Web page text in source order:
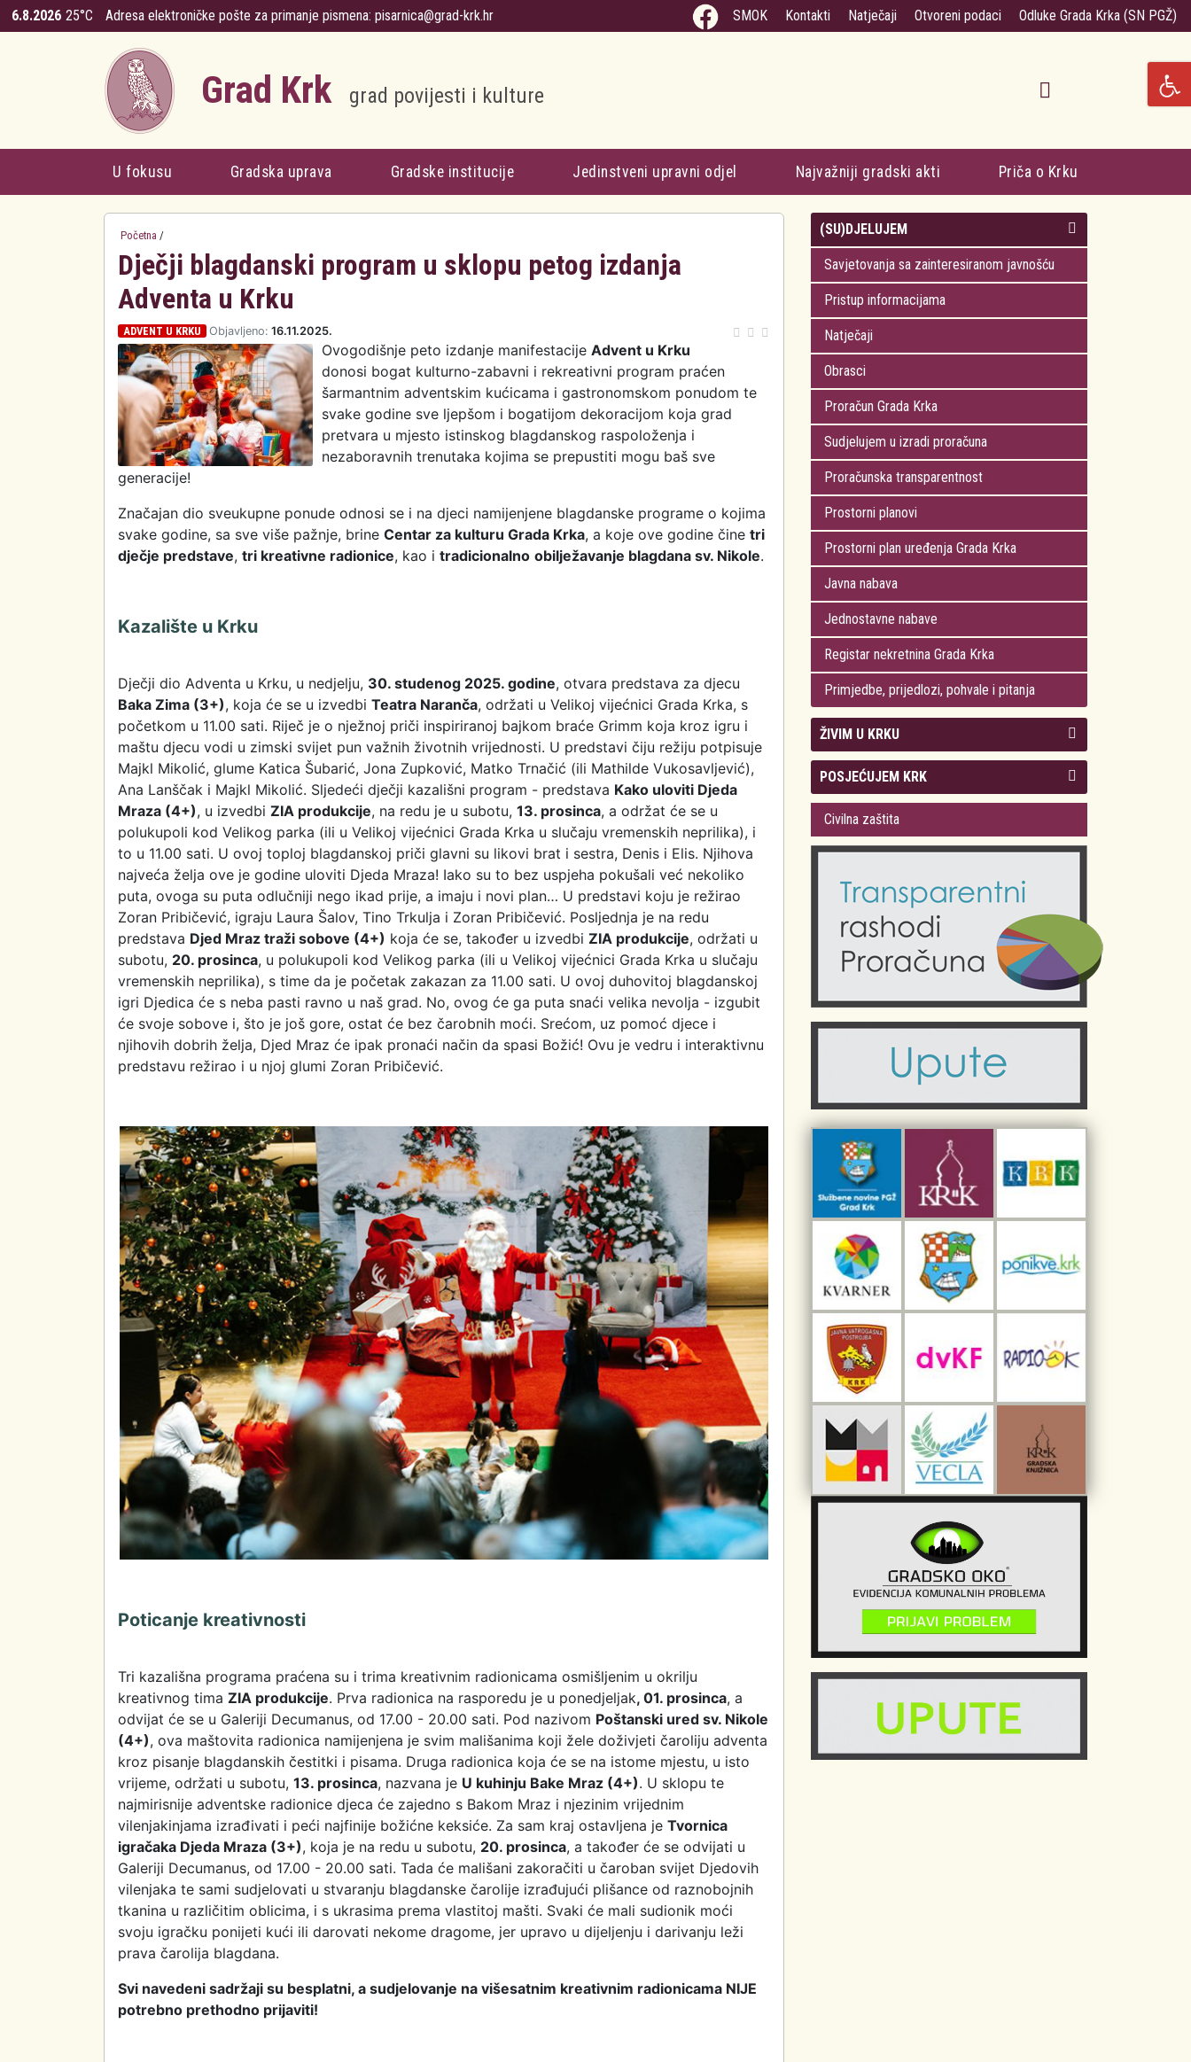
Skoči na glavni sadržaj
6.8.2026 25°C Adresa elektroničke pošte za primanje pismena: pisarnica@grad-krk.hr SMOK Kontakti Natječaji Otvoreni podaci Odluke Grada Krka (SN PGŽ)
Grad Krk grad povijesti i kulture
U fokusu Gradska uprava Gradske institucije Jedinstveni upravni odjel Najvažniji gradski akti Priča o Krku
Početna /
Dječji blagdanski program u sklopu petog izdanja
Adventa u Krku
ADVENT U KRKU Objavljeno: 16.11.2025.
Ovogodišnje peto izdanje manifestacije Advent u Krku
donosi bogat kulturno-zabavni i rekreativni program praćen
šarmantnim adventskim kućicama i gastronomskom ponudom te
svake godine sve ljepšom i bogatijom dekoracijom koja grad
pretvara u mjesto istinskog blagdanskog raspoloženja i
nezaboravnih trenutaka kojima se prepustiti mogu baš sve
generacije!
Značajan dio sveukupne ponude odnosi se i na djeci namijenjene blagdanske programe o kojima
svake godine, sa sve više pažnje, brine Centar za kulturu Grada Krka, a koje ove godine čine tri
dječje predstave, tri kreativne radionice, kao i tradicionalno obilježavanje blagdana sv. Nikole.
Kazalište u Krku
Dječji dio Adventa u Krku, u nedjelju, 30. studenog 2025. godine, otvara predstava za djecu
Baka Zima (3+), koja će se u izvedbi Teatra Naranča, održati u Velikoj vijećnici Grada Krka, s
početkom u 11.00 sati. Riječ je o nježnoj priči inspiriranoj bajkom braće Grimm koja kroz igru i
maštu djecu vodi u zimski svijet pun važnih životnih vrijednosti. U predstavi čiju režiju potpisuje
Majkl Mikolić, glume Katica Šubarić, Jona Zupković, Matko Trnačić (ili Mathilde Vukosavljević),
Ana Lanščak i Majkl Mikolić. Sljedeći dječji kazališni program - predstava Kako uloviti Djeda
Mraza (4+), u izvedbi ZIA produkcije, na redu je u subotu, 13. prosinca, a održat će se u
polukupoli kod Velikog parka (ili u Velikoj vijećnici Grada Krka u slučaju vremenskih neprilika), i
to u 11.00 sati. U ovoj toploj blagdanskoj priči glavni su likovi brat i sestra, Denis i Elis. Njihova
najveća želja ove je godine uloviti Djeda Mraza! Iako su to bez uspjeha pokušali već nekoliko
puta, ovoga su puta odlučniji nego ikad prije, a imaju i novi plan… U predstavi koju je režirao
Zoran Pribičević, igraju Laura Šalov, Tino Trkulja i Zoran Pribičević. Posljednja je na redu
predstava Djed Mraz traži sobove (4+) koja će se, također u izvedbi ZIA produkcije, održati u
subotu, 20. prosinca, u polukupoli kod Velikog parka (ili u Velikoj vijećnici Grada Krka u slučaju
vremenskih neprilika), s time da je početak zakazan za 11.00 sati. U ovoj duhovitoj blagdanskoj
igri Djedica će s neba pasti ravno u naš grad. No, ovog će ga puta snaći velika nevolja - izgubit
će svoje sobove i, što je još gore, ostat će bez čarobnih moći. Srećom, uz pomoć djece i
njihovih dobrih želja, Djed Mraz će ipak pronaći način da spasi Božić! Ovu je vedru i interaktivnu
predstavu režirao i u njoj glumi Zoran Pribičević.
Poticanje kreativnosti
Tri kazališna programa praćena su i trima kreativnim radionicama osmišljenim u okrilju
kreativnog tima ZIA produkcije. Prva radionica na rasporedu je u ponedjeljak, 01. prosinca, a
odvijat će se u Galeriji Decumanus, od 17.00 - 20.00 sati. Pod nazivom Poštanski ured sv. Nikole
(4+), ova maštovita radionica namijenjena je svim mališanima koji žele doživjeti čaroliju adventa
kroz pisanje blagdanskih čestitki i pisama. Druga radionica koja će se na istome mjestu, u isto
vrijeme, održati u subotu, 13. prosinca, nazvana je U kuhinju Bake Mraz (4+). U sklopu te
najmirisnije adventske radionice djeca će zajedno s Bakom Mraz i njezinim vrijednim
vilenjakinjama izrađivati i peći najfinije božićne keksiće. Za sam kraj ostavljena je Tvornica
igračaka Djeda Mraza (3+), koja je na redu u subotu, 20. prosinca, a također će se odvijati u
Galeriji Decumanus, od 17.00 - 20.00 sati. Tada će mališani zakoračiti u čaroban svijet Djedovih
vilenjaka te sami sudjelovati u stvaranju blagdanske čarolije izrađujući plišance od raznobojnih
tkanina u različitim oblicima, i s ukrasima prema vlastitoj mašti. Svaki će mali sudionik moći
svoju igračku ponijeti kući ili darovati nekome dragome, jer upravo u dijeljenju i darivanju leži
prava čarolija blagdana.
Svi navedeni sadržaji su besplatni, a sudjelovanje na višesatnim kreativnim radionicama NIJE
potrebno prethodno prijaviti!
(SU)DJELUJEM
Savjetovanja sa zainteresiranom javnošću
Pristup informacijama
Natječaji
Obrasci
Proračun Grada Krka
Sudjelujem u izradi proračuna
Proračunska transparentnost
Prostorni planovi
Prostorni plan uređenja Grada Krka
Javna nabava
Jednostavne nabave
Registar nekretnina Grada Krka
Primjedbe, prijedlozi, pohvale i pitanja
ŽIVIM U KRKU
Kolegij gradonačelnika
Gradsko vijeće
Odluke Grada Krka (Službene novine PGŽ)
Obrazovanje
Komunalne usluge
Civilni sektor (arhiva udruga)
Sport i rekreacija
POSJEĆUJEM KRK
Plan Grada Krka
Krk 360° VR panorama
Krk uživo
Fotogalerije
Kalendar događanja
Turistička zajednica otoka Krka
Kulturno-turistička ruta Putovima Frankopana
Dar iz Krka
Interpretacijski centar pomorske baštine
Civilna zaštita